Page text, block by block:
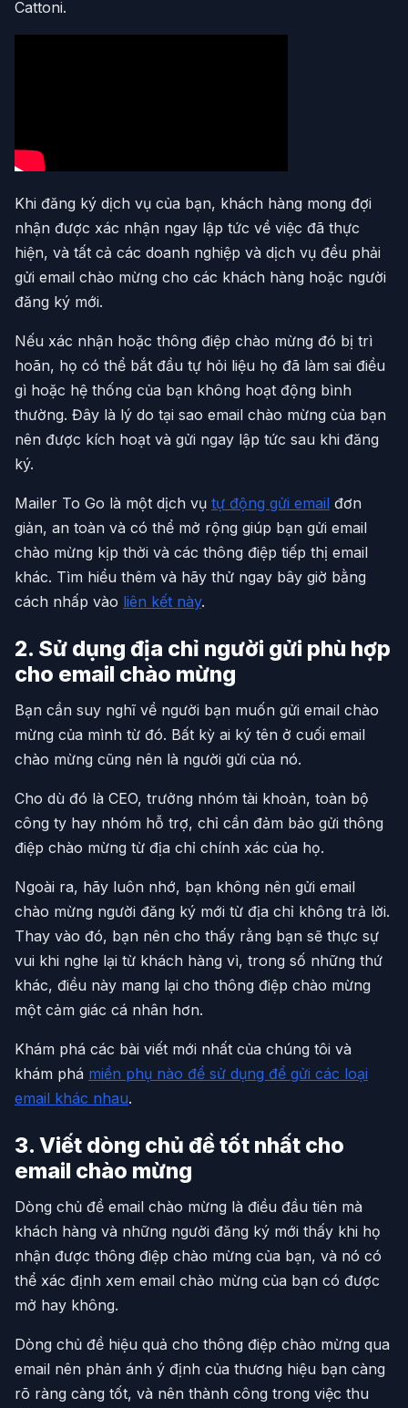
Cattoni.
Khi đăng ký dịch vụ của bạn, khách hàng mong đợi
nhận được xác nhận ngay lập tức về việc đã thực
hiện, và tất cả các doanh nghiệp và dịch vụ đều phải
gửi email chào mừng cho các khách hàng hoặc người
đăng ký mới.
Nếu xác nhận hoặc thông điệp chào mừng đó bị trì
hoãn, họ có thể bắt đầu tự hỏi liệu họ đã làm sai điều
gì hoặc hệ thống của bạn không hoạt động bình
thường. Đây là lý do tại sao email chào mừng của bạn
nên được kích hoạt và gửi ngay lập tức sau khi đăng
ký.
Mailer To Go là một dịch vụ tự động gửi email đơn
giản, an toàn và có thể mở rộng giúp bạn gửi email
chào mừng kịp thời và các thông điệp tiếp thị email
khác. Tìm hiểu thêm và hãy thử ngay bây giờ bằng
cách nhấp vào liên kết này.
2. Sử dụng địa chỉ người gửi phù hợp
cho email chào mừng
Bạn cần suy nghĩ về người bạn muốn gửi email chào
mừng của mình từ đó. Bất kỳ ai ký tên ở cuối email
chào mừng cũng nên là người gửi của nó.
Cho dù đó là CEO, trưởng nhóm tài khoản, toàn bộ
công ty hay nhóm hỗ trợ, chỉ cần đảm bảo gửi thông
điệp chào mừng từ địa chỉ chính xác của họ.
Ngoài ra, hãy luôn nhớ, bạn không nên gửi email
chào mừng người đăng ký mới từ địa chỉ không trả lời.
Thay vào đó, bạn nên cho thấy rằng bạn sẽ thực sự
vui khi nghe lại từ khách hàng vì, trong số những thứ
khác, điều này mang lại cho thông điệp chào mừng
một cảm giác cá nhân hơn.
Khám phá các bài viết mới nhất của chúng tôi và
khám phá miền phụ nào để sử dụng để gửi các loại
email khác nhau.
3. Viết dòng chủ đề tốt nhất cho
email chào mừng
Dòng chủ đề email chào mừng là điều đầu tiên mà
khách hàng và những người đăng ký mới thấy khi họ
nhận được thông điệp chào mừng của bạn, và nó có
thể xác định xem email chào mừng của bạn có được
mở hay không.
Dòng chủ đề hiệu quả cho thông điệp chào mừng qua
email nên phản ánh ý định của thương hiệu bạn càng
rõ ràng càng tốt, và nên thành công trong việc thu